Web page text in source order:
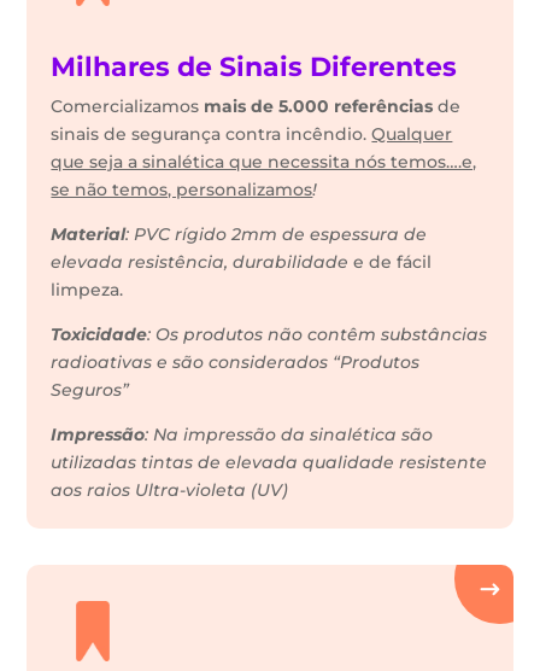
Milhares de Sinais Diferentes
Comercializamos mais de 5.000 referências de
sinais de segurança contra incêndio.Qualquer
que seja a sinalética que necessita nós temos….e,
se não temos, personalizamos!
Material: PVC rígido 2mm de espessura de
elevada resistência, durabilidadee de fácil
limpeza.
Toxicidade: Os produtos não contêm substâncias
radioativas e são considerados “Produtos
Seguros”
Impressão: Na impressão da sinalética são
utilizadas tintas de elevada qualidade resistente
aos raios Ultra-violeta (UV)